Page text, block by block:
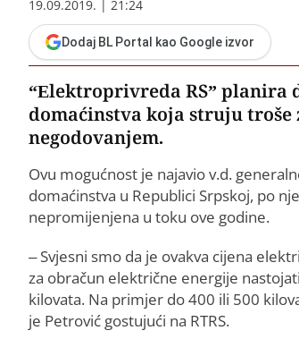
19.09.2019. | 21:24
Dodaj BL Portal kao Google izvor
“Elektroprivreda RS” planira
domaćinstva koja struju
negodovanjem.
Ovu mogućnost je najavio v.d.
domaćinstva u Republici Srpskoj, po
nepromijenjena u toku ove godine.
– Svjesni smo da je ovakva cijena
za obračun električne energije
kilovata. Na primjer do 400 ili 500
je Petrović gostujući na RTRS.